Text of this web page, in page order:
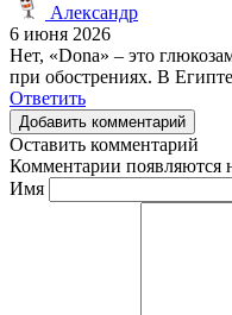
Александр
6 июня 2026
Нет, «Dona» – это
при обострениях. В
Ответить
Добавить комментарий
Оставить комментарий
Комментарии появляются
Имя